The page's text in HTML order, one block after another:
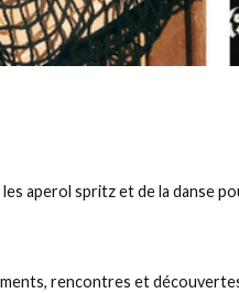
aperol spritz et de la danse
rencontres et